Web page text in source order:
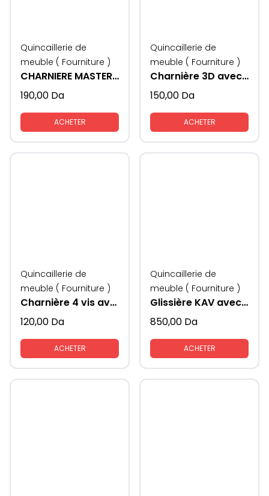
Quincaillerie de
meuble ( Fourniture )
CHARNIERE MASTER SAMET 3D
190,00 Da
ACHETER
Quincaillerie de
meuble ( Fourniture )
Charnière 3D avec freins KAV
150,00 Da
ACHETER
Quincaillerie de
meuble ( Fourniture )
Charnière 4 vis avec freins kav
120,00 Da
ACHETER
Quincaillerie de
meuble ( Fourniture )
Glissière KAV avec freins
850,00 Da
ACHETER